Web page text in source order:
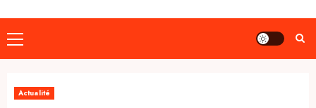
Primary
Menu
Actualité